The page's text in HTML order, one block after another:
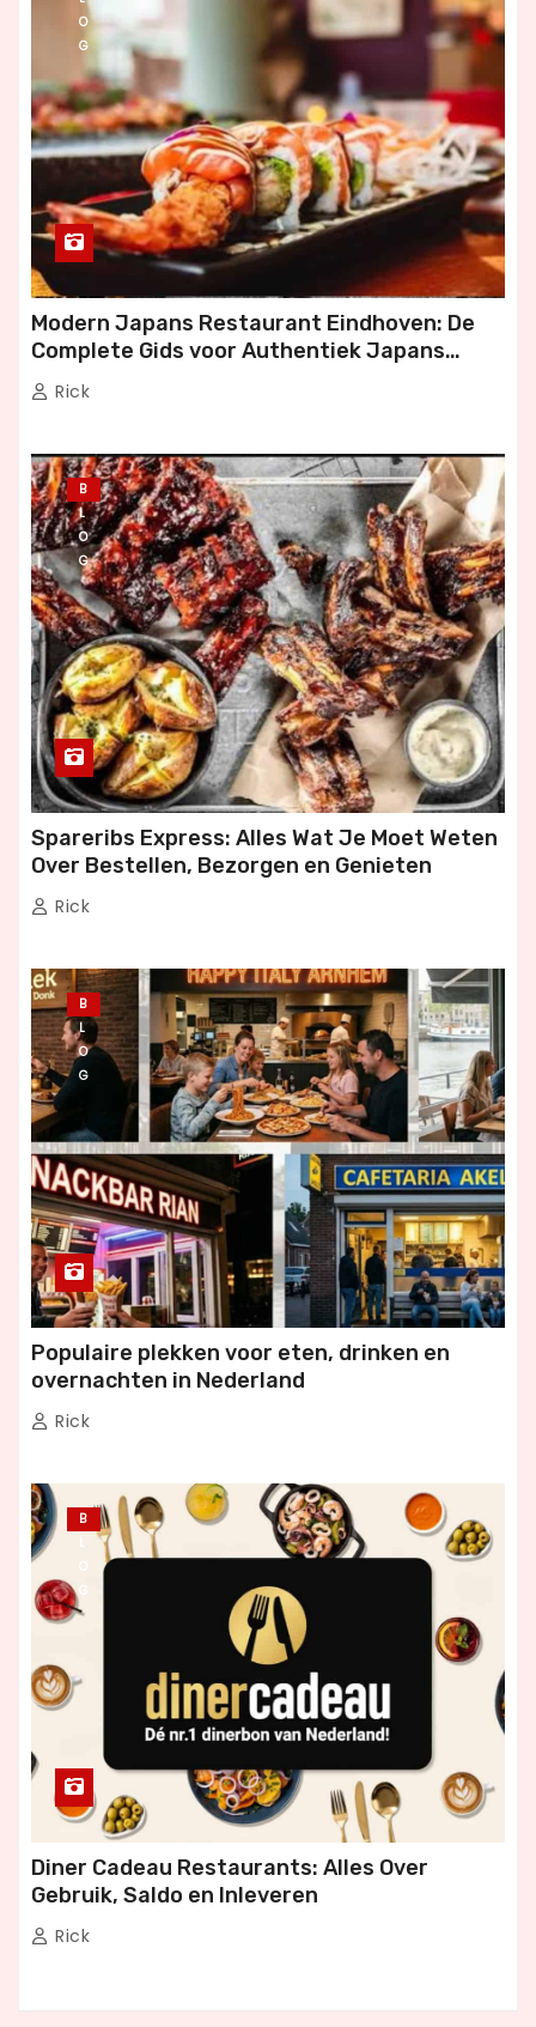
O
G
Modern Japans Restaurant Eindhoven: De
Complete Gids voor Authentiek Japans
Dineren
Rick
B
L
O
G
Spareribs Express: Alles Wat Je Moet Weten
Over Bestellen, Bezorgen en Genieten
Rick
B
L
O
G
Populaire plekken voor eten, drinken en
overnachten in Nederland
Rick
B
L
O
G
Diner Cadeau Restaurants: Alles Over
Gebruik, Saldo en Inleveren
Rick